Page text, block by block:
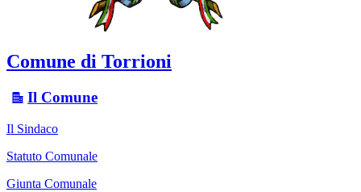
Comune di Torrioni
Il Comune
Il Sindaco
Statuto Comunale
Giunta Comunale